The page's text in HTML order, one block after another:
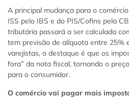
A principal mudança para o
ISS pelo IBS e do PIS/Cofins pela
tributária passará a ser calculada
tem previsão de alíquota entre 25%
varejistas, o destaque é que os
fora” da nota fiscal, tornando o
para o consumidor.
O comércio vai pagar mais